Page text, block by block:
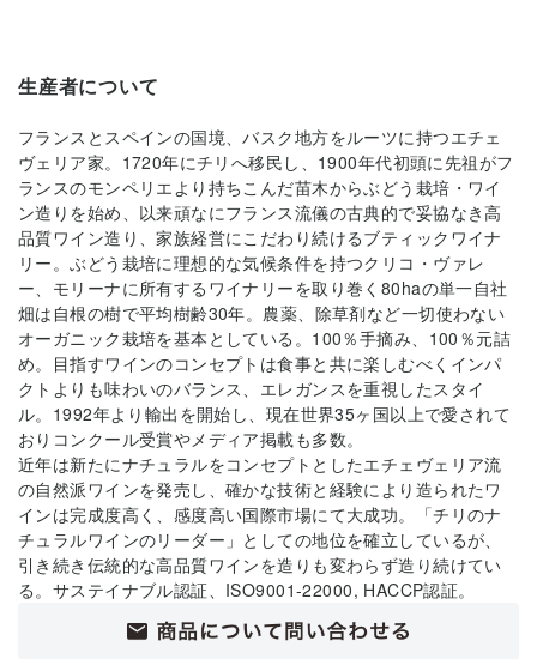
生産者について
フランスとスペインの国境、バスク地方をルーツに持つエチェ
ヴェリア家。1720年にチリへ移民し、1900年代初頭に先祖がフ
ランスのモンペリエより持ちこんだ苗木からぶどう栽培・ワイ
ン造りを始め、以来頑なにフランス流儀の古典的で妥協なき高
品質ワイン造り、家族経営にこだわり続けるブティックワイナ
リー。ぶどう栽培に理想的な気候条件を持つクリコ・ヴァレ
ー、モリーナに所有するワイナリーを取り巻く80haの単一自社
畑は自根の樹で平均樹齢30年。農薬、除草剤など一切使わない
オーガニック栽培を基本としている。100％手摘み、100％元詰
め。目指すワインのコンセプトは食事と共に楽しむべくインパ
クトよりも味わいのバランス、エレガンスを重視したスタイ
ル。1992年より輸出を開始し、現在世界35ヶ国以上で愛されて
おりコンクール受賞やメディア掲載も多数。
近年は新たにナチュラルをコンセプトとしたエチェヴェリア流
の自然派ワインを発売し、確かな技術と経験により造られたワ
インは完成度高く、感度高い国際市場にて大成功。「チリのナ
チュラルワインのリーダー」としての地位を確立しているが、
引き続き伝統的な高品質ワインを造りも変わらず造り続けてい
る。サステイナブル認証、ISO9001-22000, HACCP認証。